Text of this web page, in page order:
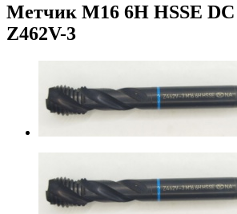
Метчик М16 6H HSSE DC
Z462V-3